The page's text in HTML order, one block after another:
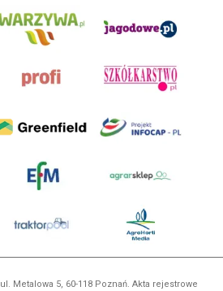
Metalowa 5, 60-118 Poznań. Akta rejestrowe